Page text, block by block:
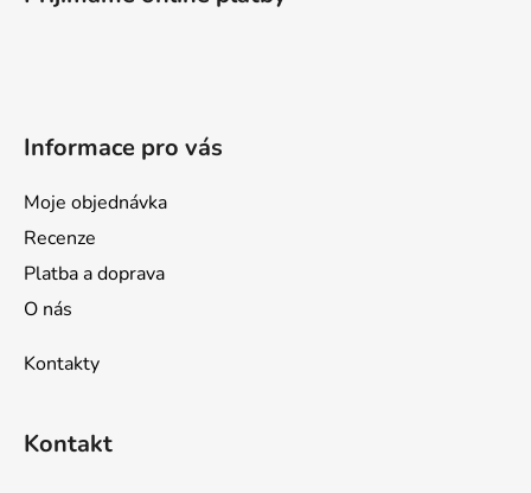
Informace pro vás
Moje objednávka
Recenze
Platba a doprava
O nás
Kontakty
Kontakt